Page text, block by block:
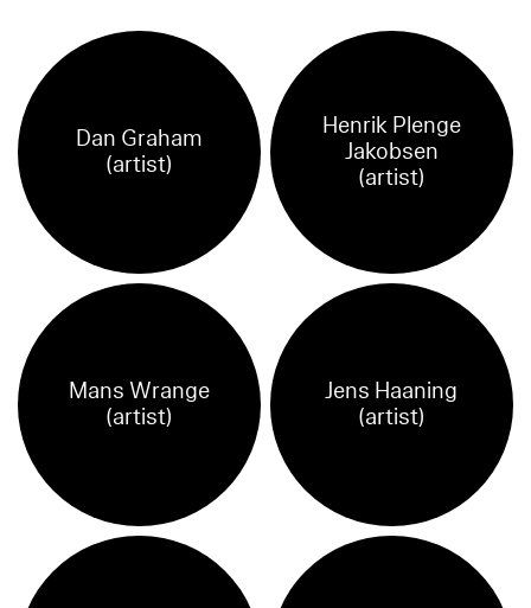
Dan Graham
(artist)
Henrik Plenge
Jakobsen
(artist)
Mans Wrange
(artist)
Jens Haaning
(artist)